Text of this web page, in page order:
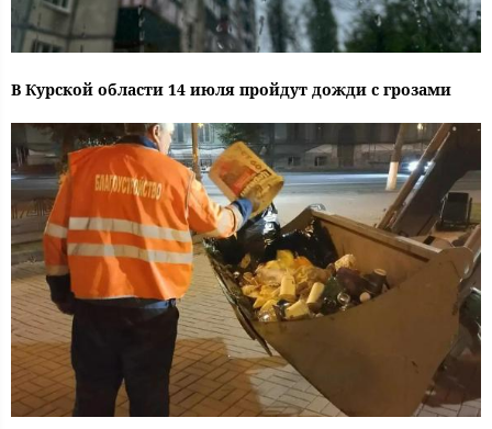
В Курской области 14 июля пройдут дожди с грозами